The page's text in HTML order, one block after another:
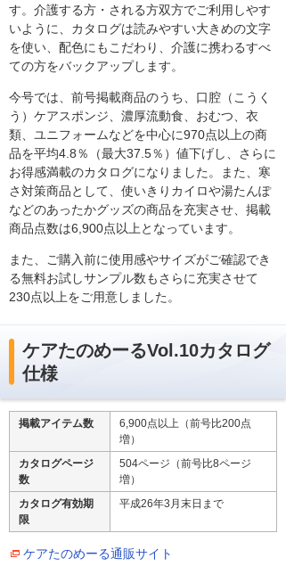
す。介護する方・される方双方でご利用しやす
いように、カタログは読みやすい大きめの文字
を使い、配色にもこだわり、介護に携わるすべ
ての方をバックアップします。
今号では、前号掲載商品のうち、口腔（こうく
う）ケアスポンジ、濃厚流動食、おむつ、衣
類、ユニフォームなどを中心に970点以上の商
品を平均4.8％（最大37.5％）値下げし、さらに
お得感満載のカタログになりました。また、寒
さ対策商品として、使いきりカイロや湯たんぽ
などのあったかグッズの商品を充実させ、掲載
商品点数は6,900点以上となっています。
また、ご購入前に使用感やサイズがご確認でき
る無料お試しサンプル数もさらに充実させて
230点以上をご用意しました。
ケアたのめーるVol.10カタログ
仕様
掲載アイテム数
6,900点以上（前号比200点
増）
カタログページ
数
504ページ（前号比8ページ
増）
カタログ有効期
限
平成26年3月末日まで
ケアたのめーる通販サイト